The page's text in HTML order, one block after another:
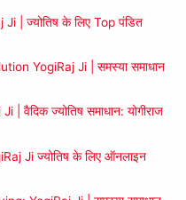
| ज्योतिष के लिए Top पंडित
YogiRaj Ji | समस्या समाधान
ज्योतिष समाधान: योगीराज
Ji ज्योतिष के लिए ऑनलाइन